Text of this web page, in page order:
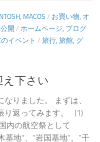
MACOS / お買い物, オ
開 / ホームページ, ブログ
イベント / 旅行, 旅館, グ
え下さい
りました。 まずは、
り返ってみます。 (1)
内の航空祭として
基地“、”岩国基地“、”千